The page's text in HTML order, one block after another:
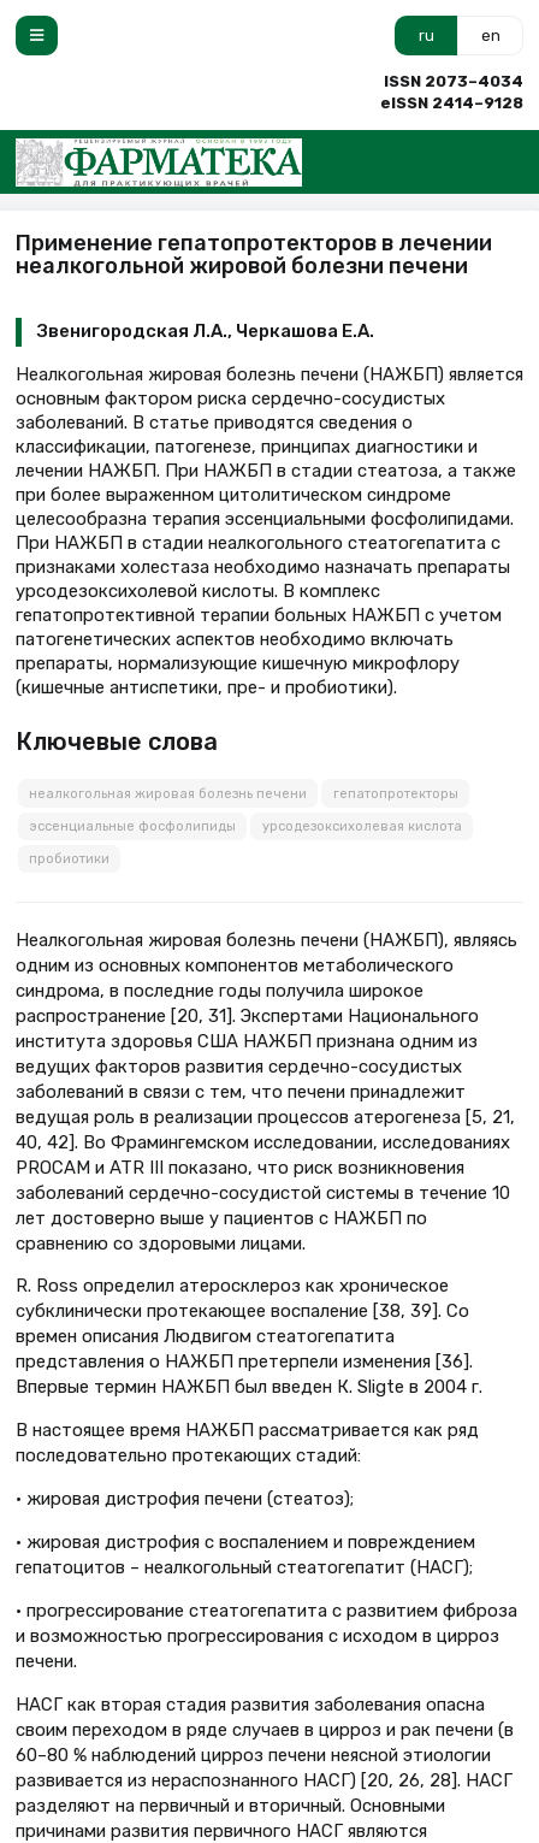
ru en
ISSN 2073–4034
eISSN 2414–9128
Применение гепатопротекторов в лечении
неалкогольной жировой болезни печени
Звенигородская Л.А., Черкашова Е.А.
Неалкогольная жировая болезнь печени (НАЖБП) является
основным фактором риска сердечно-сосудистых
заболеваний. В статье приводятся сведения о
классификации, патогенезе, принципах диагностики и
лечении НАЖБП. При НАЖБП в стадии стеатоза, а также
при более выраженном цитолитическом синдроме
целесообразна терапия эссенциальными фосфолипидами.
При НАЖБП в стадии неалкогольного стеатогепатита с
признаками холестаза необходимо назначать препараты
урсодезоксихолевой кислоты. В комплекс
гепатопротективной терапии больных НАЖБП с учетом
патогенетических аспектов необходимо включать
препараты, нормализующие кишечную микрофлору
(кишечные антиспетики, пре- и пробиотики).
Ключевые слова
неалкогольная жировая болезнь печени гепатопротекторы
эссенциальные фосфолипиды урсодезоксихолевая кислота
пробиотики
Неалкогольная жировая болезнь печени (НАЖБП), являясь
одним из основных компонентов метаболического
синдрома, в последние годы получила широкое
распространение [20, 31]. Экспертами Национального
института здоровья США НАЖБП признана одним из
ведущих факторов развития сердечно-сосудистых
заболеваний в связи с тем, что печени принадлежит
ведущая роль в реализации процессов атерогенеза [5, 21,
40, 42]. Во Фрамингемском исследовании, исследованиях
PROCAM и ATR III показано, что риск возникновения
заболеваний сердечно-сосудистой системы в течение 10
лет достоверно выше у пациентов с НАЖБП по
сравнению со здоровыми лицами.
R. Ross определил атеросклероз как хроническое
субклинически протекающее воспаление [38, 39]. Со
времен описания Людвигом стеатогепатита
представления о НАЖБП претерпели изменения [36].
Впервые термин НАЖБП был введен К. Sligte в 2004 г.
В настоящее время НАЖБП рассматривается как ряд
последовательно протекающих стадий:
• жировая дистрофия печени (стеатоз);
• жировая дистрофия с воспалением и повреждением
гепатоцитов – неалкогольный стеатогепатит (НАСГ);
• прогрессирование стеатогепатита с развитием фиброза
и возможностью прогрессирования с исходом в цирроз
печени.
НАСГ как вторая стадия развития заболевания опасна
своим переходом в ряде случаев в цирроз и рак печени (в
60–80 % наблюдений цирроз печени неясной этиологии
развивается из нераспознанного НАСГ) [20, 26, 28]. НАСГ
разделяют на первичный и вторичный. Основными
причинами развития первичного НАСГ являются